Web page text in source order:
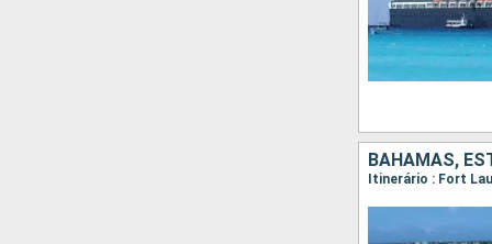
BAHAMAS,
Itinerário : Fort